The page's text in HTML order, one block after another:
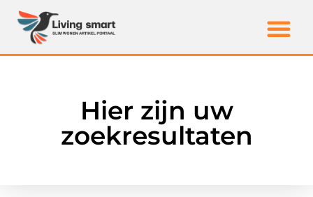
Hier zijn uw
zoekresultaten